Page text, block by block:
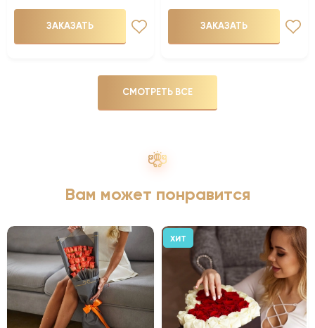
ЗАКАЗАТЬ ЗАКАЗАТЬ
СМОТРЕТЬ ВСЕ
Вам может понравится
ХИТ